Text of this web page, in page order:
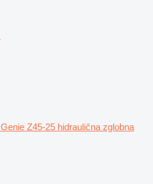
Genie Z45-25 hidraulična zglobna